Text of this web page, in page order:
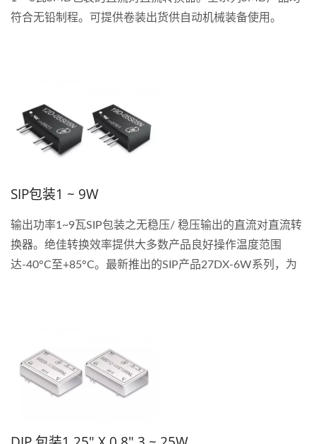
符合无铅制程。可提供卷装出货供自动机械装备使用。
SIP包装1 ~ 9W
输出功率1~9瓦SIP包装之无稳压/ 稳压输出的直流对直流转
换器。绝佳转换效率提供大多数产品良好操作温度范围
达-40°C至+85°C。最新推出的SIP产品27DX-6W系列，为